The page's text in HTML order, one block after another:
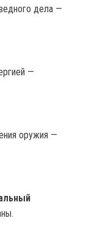
дела —
—
оружия —